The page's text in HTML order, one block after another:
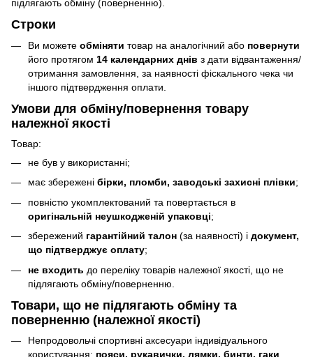
підлягають обміну (поверненню).
Строки
Ви можете обміняти товар на аналогічний або повернути
його протягом 14 календарних днів з дати відвантаження/
отримання замовлення, за наявності фіскального чека чи
іншого підтвердження оплати.
Умови для обміну/повернення товару
належної якості
Товар:
не був у використанні;
має збережені бірки, пломби, заводські захисні плівки;
повністю укомплектований та повертається в
оригінальній неушкодженій упаковці;
збережений гарантійний талон (за наявності) і документ,
що підтверджує оплату;
не входить до переліку товарів належної якості, що не
підлягають обміну/поверненню.
Товари, що не підлягають обміну та
поверненню (належної якості)
Непродовольчі спортивні аксесуари індивідуального
користування: пояси, рукавички, лямки, бинти, гаки